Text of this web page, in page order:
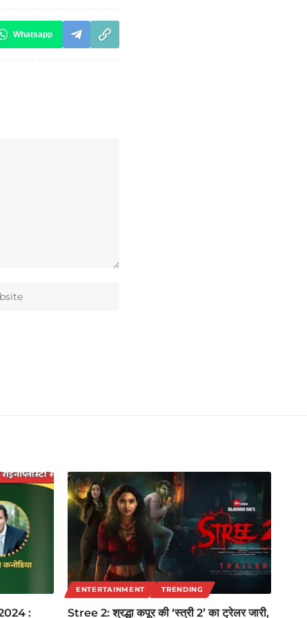
Whatsapp
:
ENTERTAINMENT TRENDING
Stree 2: श्रद्धा कपूर की ‘स्त्री 2’ का ट्रेलर जारी,